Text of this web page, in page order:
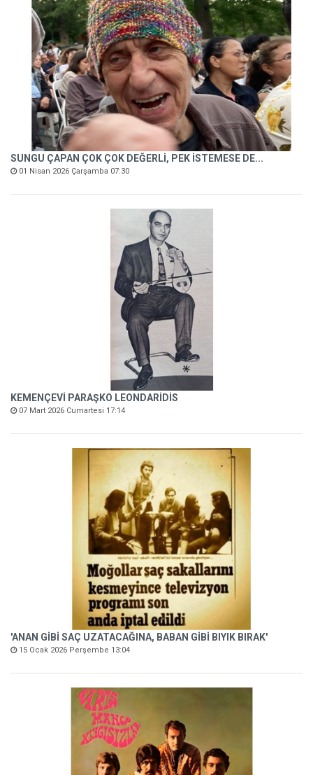
SUNGU ÇAPAN ÇOK ÇOK DEĞERLİ, PEK İSTEMESE DE...
01 Nisan 2026 Çarşamba 07:30
KEMENÇEVİ PARAŞKO LEONDARİDİS
07 Mart 2026 Cumartesi 17:14
'ANAN GİBİ SAÇ UZATACAĞINA, BABAN GİBİ BIYIK BIRAK'
15 Ocak 2026 Perşembe 13:04